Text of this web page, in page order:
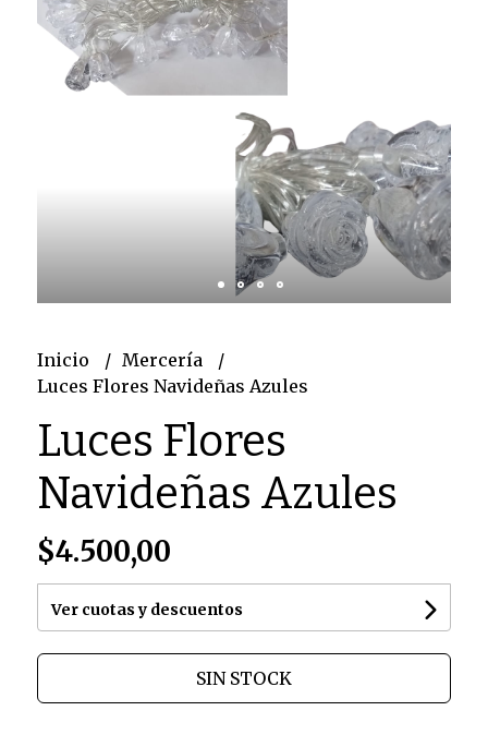
Inicio
Mercería
Luces Flores Navideñas Azules
Luces Flores
Navideñas Azules
$4.500,00
Ver cuotas y descuentos
SIN STOCK